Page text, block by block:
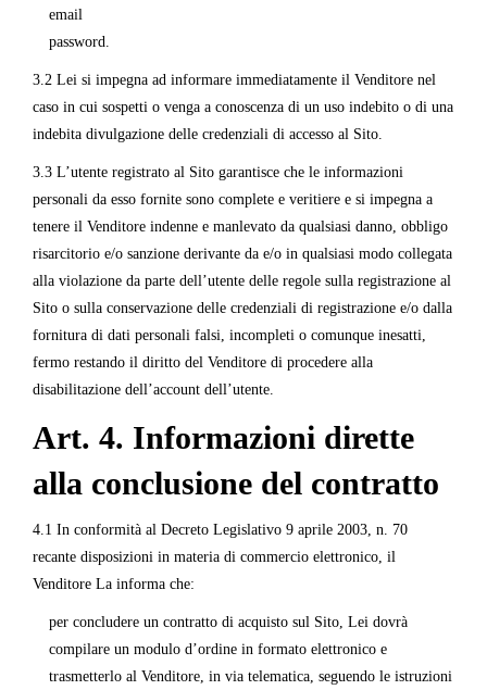
email
password.
3.2 Lei si impegna ad informare immediatamente il Venditore nel
caso in cui sospetti o venga a conoscenza di un uso indebito o di una
indebita divulgazione delle credenziali di accesso al Sito.
3.3 L’utente registrato al Sito garantisce che le informazioni
personali da esso fornite sono complete e veritiere e si impegna a
tenere il Venditore indenne e manlevato da qualsiasi danno, obbligo
risarcitorio e/o sanzione derivante da e/o in qualsiasi modo collegata
alla violazione da parte dell’utente delle regole sulla registrazione al
Sito o sulla conservazione delle credenziali di registrazione e/o dalla
fornitura di dati personali falsi, incompleti o comunque inesatti,
fermo restando il diritto del Venditore di procedere alla
disabilitazione dell’account dell’utente.
Art. 4. Informazioni dirette
alla conclusione del contratto
4.1 In conformità al Decreto Legislativo 9 aprile 2003, n. 70
recante disposizioni in materia di commercio elettronico, il
Venditore La informa che:
per concludere un contratto di acquisto sul Sito, Lei dovrà
compilare un modulo d’ordine in formato elettronico e
trasmetterlo al Venditore, in via telematica, seguendo le istruzioni